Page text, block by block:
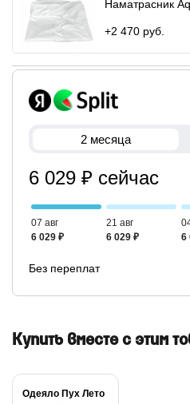
Наматрасник
+2 470 руб.
2 месяца
6 029 ₽ сейчас
07 авг
6 029 ₽
21 авг
6 029 ₽
6
Без переплат
Купить вместе с этим
Одеяло Пух Лето